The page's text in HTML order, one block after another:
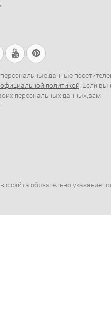
данные
официальной политикой . Если вы
персональных данных,вам
с сайта обязательно указание